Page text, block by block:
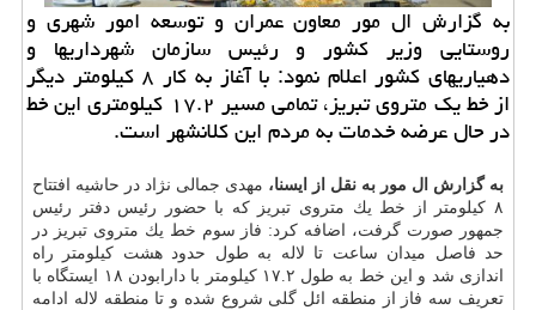
به گزارش ال مور معاون عمران و توسعه امور شهری و
روستایی وزیر كشور و رئیس سازمان شهرداریها و
دهیاریهای كشور اعلام نمود: با آغاز به كار ۸ كیلومتر دیگر
از خط یك متروی تبریز، تمامی مسیر ۱۷.۲ كیلومتری این خط
در حال عرضه خدمات به مردم این كلانشهر است.
به گزارش ال مور به نقل از ایسنا، مهدی جمالی نژاد در حاشیه افتتاح
۸ كیلومتر از خط یك متروی تبریز كه با حضور رئیس دفتر رئیس
جمهور صورت گرفت، اضافه كرد: فاز سوم خط یك متروی تبریز در
حد فاصل میدان ساعت تا لاله به طول حدود هشت كیلومتر راه
اندازی شد و این خط به طول ۱۷.۲ كیلومتر با دارابودن ۱۸ ایستگاه با
تعریف سه فاز از منطقه ائل گلی شروع شده و تا منطقه لاله ادامه